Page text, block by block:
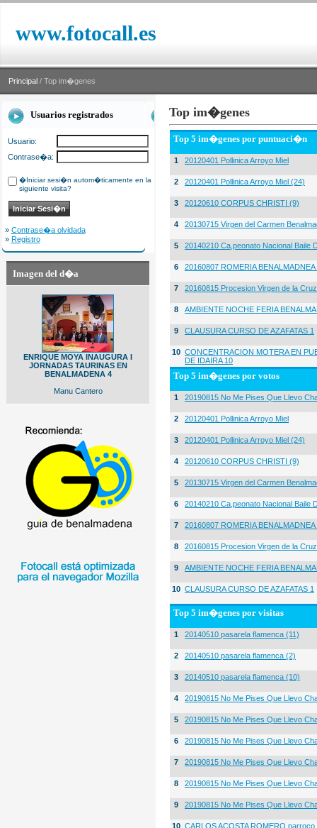
www.fotocall.es
Principal / Top im�genes
Usuarios registrados
Usuario:
Contrase�a:
�Iniciar sesi�n autom�ticamente en la
siguiente visita?
» Contrase�a olvidada
» Registro
Imagen del d�a
ENRIQUE MOYA INAUGURA I
JORNADAS TAURINAS EN
BENALMADENA 4
Manu Cantero
Top im�genes
Top 5 im�genes por puntuaci�n
1 20120401 Pollinica Arroyo Miel
2 20120401 Pollinica Arroyo Miel (24)
3 20120610 CORPUS CHRISTI (9)
4 20130715 Virgen del Carmen
5 20140210 Ca,peonato Nacional Baile
6 20160807 ROMERIA
7 20160815 Procesion Virgen de la
8 AMBIENTE NOCHE FERIA
9 CLAUSURA CURSO DE AZAFATAS 1
10 CONCENTRACION MOTERA EN
DE IDAIRA 10
Top 5 im�genes por votos
1 20190815 No Me Pises Que Llevo
2 20120401 Pollinica Arroyo Miel
3 20120401 Pollinica Arroyo Miel (24)
4 20120610 CORPUS CHRISTI (9)
5 20130715 Virgen del Carmen
6 20140210 Ca,peonato Nacional Baile
7 20160807 ROMERIA
8 20160815 Procesion Virgen de la
9 AMBIENTE NOCHE FERIA
10 CLAUSURA CURSO DE AZAFATAS 1
Top 5 im�genes por visitas
1 20140510 pasarela flamenca (11)
2 20140510 pasarela flamenca (2)
3 20140510 pasarela flamenca (10)
4 20190815 No Me Pises Que Llevo
5 20190815 No Me Pises Que Llevo
6 20190815 No Me Pises Que Llevo
7 20190815 No Me Pises Que Llevo
8 20190815 No Me Pises Que Llevo
9 20190815 No Me Pises Que Llevo
10 CARLOS ACOSTA ROMERO